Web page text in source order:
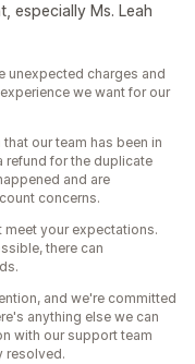
especially Ms. Leah
unexpected charges and
we want for our
our team has been in
refund for the duplicate
and are
concerns.
your expectations.
there can
and we're committed
anything else we can
with our support team
resolved.